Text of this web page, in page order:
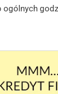
ogólnych